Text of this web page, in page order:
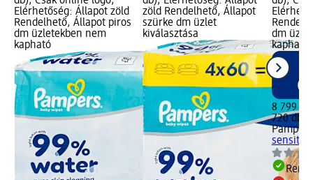
Elérhetőség: Állapot zöld
Rendelhető, Állapot piros
dm üzletekben nem
kapható
zöld Rendelhető, Állapot
szürke dm üzlet
kiválasztása
dm
kapható
8 799 Ft
720 db
Pampers